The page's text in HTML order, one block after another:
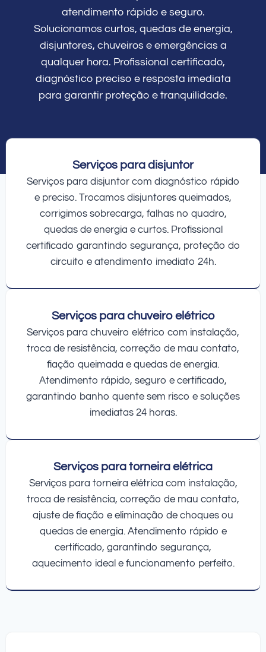
atendimento rápido e seguro.
Solucionamos curtos, quedas de energia,
disjuntores, chuveiros e emergências a
qualquer hora. Profissional certificado,
diagnóstico preciso e resposta imediata
para garantir proteção e tranquilidade.
Serviços para disjuntor
Serviços para disjuntor com diagnóstico rápido
e preciso. Trocamos disjuntores queimados,
corrigimos sobrecarga, falhas no quadro,
quedas de energia e curtos. Profissional
certificado garantindo segurança, proteção do
circuito e atendimento imediato 24h.
Serviços para chuveiro elétrico
Serviços para chuveiro elétrico com instalação,
troca de resistência, correção de mau contato,
fiação queimada e quedas de energia.
Atendimento rápido, seguro e certificado,
garantindo banho quente sem risco e soluções
imediatas 24 horas.
Serviços para torneira elétrica
Serviços para torneira elétrica com instalação,
troca de resistência, correção de mau contato,
ajuste de fiação e eliminação de choques ou
quedas de energia. Atendimento rápido e
certificado, garantindo segurança,
aquecimento ideal e funcionamento perfeito.